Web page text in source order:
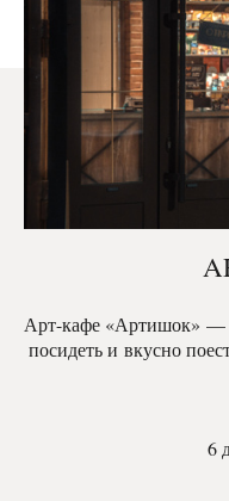
Арт-кафе «Артишок» —
посидеть и вкусно
6